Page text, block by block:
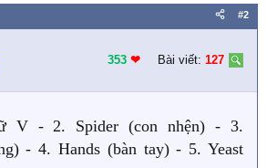
#2
353 ❤︎ Bài viết: 127
V - 2. Spider (con nhện) - 3.
- 4. Hands (bàn tay) - 5. Yeast